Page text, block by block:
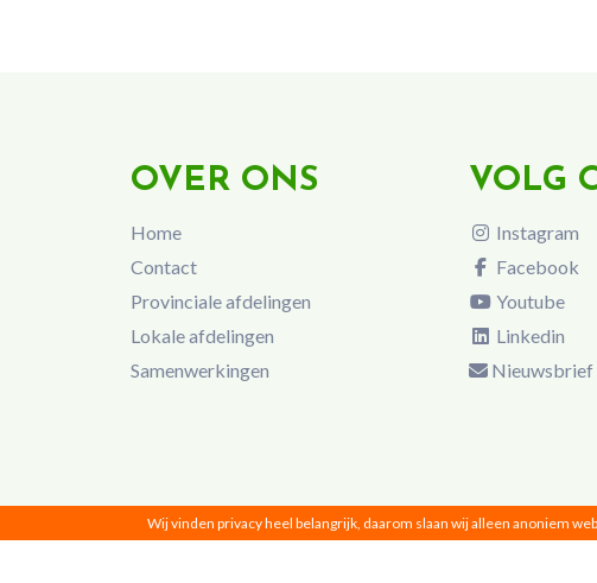
OVER ONS
Home
Contact
Provinciale afdelingen
Lokale afdelingen
Samenwerkingen
VOLG
Instagram
Facebook
Youtube
Linkedin
Nieuwsbrief
Wij vinden privacy heel belangrijk, daarom slaan wij alleen anoniem